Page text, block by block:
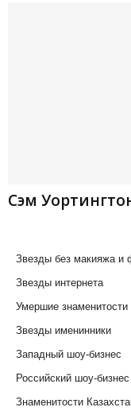
Сэм
Звезды без макияжа и
Звезды интернета
Умершие знаменитости
Звезды именинники
Западный шоу-бизнес
Российский шоу-бизнес
Знаменитости